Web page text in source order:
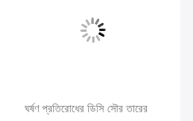
ঘর্ষণ প্রতিরোধের ডিসি সৌর তারের